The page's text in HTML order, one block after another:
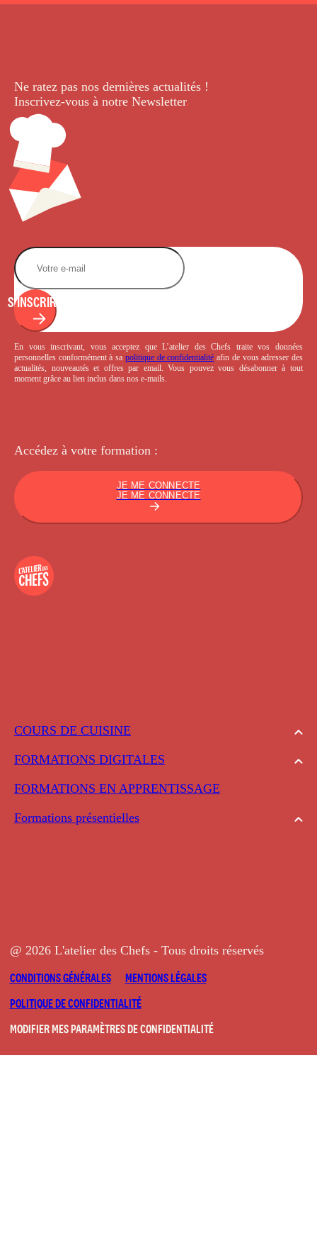
COURS DE CUISINE
FORMATIONS DIGITALES
FORMATIONS EN APPRENTISSAGE
Formations présentielles
Ne ratez pas nos dernières actualités !
Inscrivez-vous à notre Newsletter.
S'INSCRIRE
En vous inscrivant, vous acceptez que L’atelier des Chefs traite vos données
personnelles conformément à sa politique de confidentialité afin de vous adresser des
actualités, nouveautés et offres par email. Vous pouvez vous désabonner à tout
moment grâce au lien inclus dans nos e-mails.
Accédez à votre formation :
JE ME CONNECTE
JE ME CONNECTE
@ 2026 L'atelier des Chefs - Tous droits réservés
CONDITIONS GÉNÉRALES
MENTIONS LÉGALES
POLITIQUE DE CONFIDENTIALITÉ
MODIFIER MES PARAMÈTRES DE CONFIDENTIALITÉ